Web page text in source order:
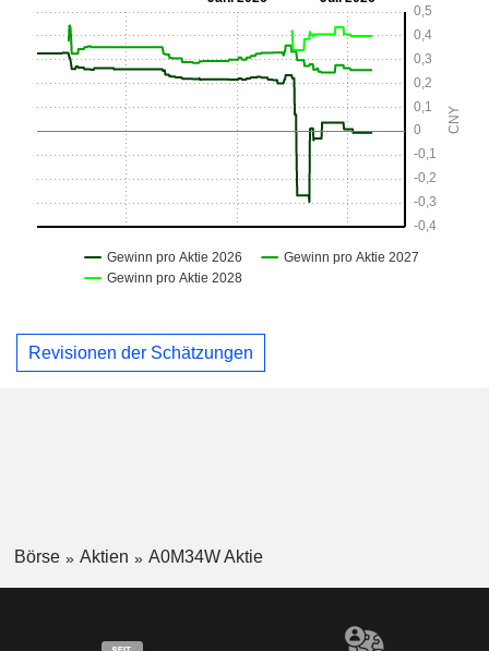
Revisionen der Schätzungen
Börse Aktien A0M34W Aktie